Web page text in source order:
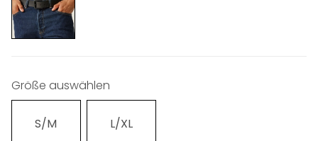
Größe auswählen
S/M L/XL